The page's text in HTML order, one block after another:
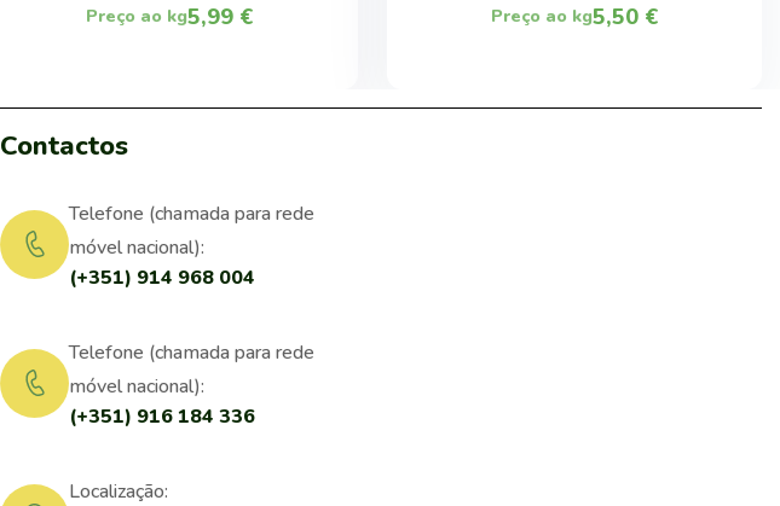
5,99 €
Preço ao kg
5,50 €
Preço ao kg
Contactos
(+351) 914 968 004
Telefone (chamada para rede
móvel nacional):
(+351) 916 184 336
Telefone (chamada para rede
móvel nacional):
Localização: